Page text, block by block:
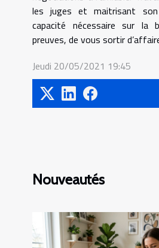
les juges et maitrisant
capacité nécessaire sur la
preuves, de vous sortir
Jeudi 20/05/2021 19:45
Nouveautés